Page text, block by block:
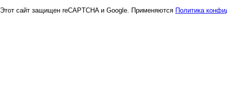
Этот сайт защищен reCAPTCHA и Google. Применяются Политика